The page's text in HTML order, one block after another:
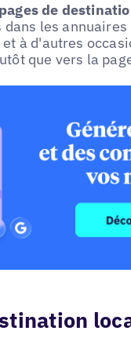
de
les
à d'autres
que vers la